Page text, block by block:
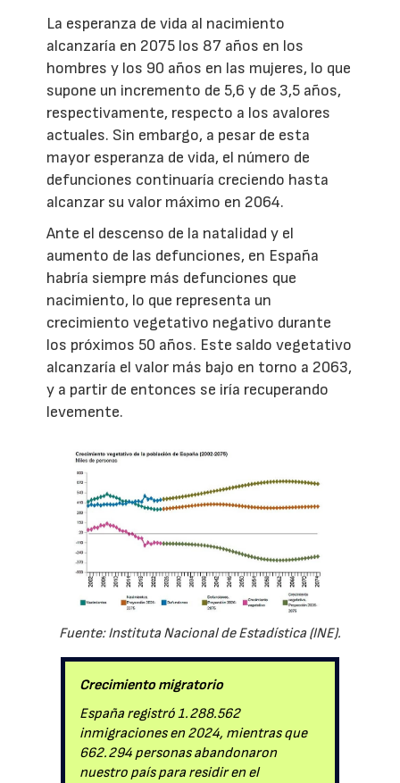
La esperanza de vida al nacimiento
alcanzaría en 2075 los 87 años en los
hombres y los 90 años en las mujeres, lo que
supone un incremento de 5,6 y de 3,5 años,
respectivamente, respecto a los avalores
actuales. Sin embargo, a pesar de esta
mayor esperanza de vida, el número de
defunciones continuaría creciendo hasta
alcanzar su valor máximo en 2064.
Ante el descenso de la natalidad y el
aumento de las defunciones, en España
habría siempre más defunciones que
nacimiento, lo que representa un
crecimiento vegetativo negativo durante
los próximos 50 años. Este saldo vegetativo
alcanzaría el valor más bajo en torno a 2063,
y a partir de entonces se iría recuperando
levemente.
Fuente: Instituta Nacional de Estadística (INE).
Crecimiento migratorio
España registró 1.288.562
inmigraciones en 2024, mientras que
662.294 personas abandonaron
nuestro país para residir en el